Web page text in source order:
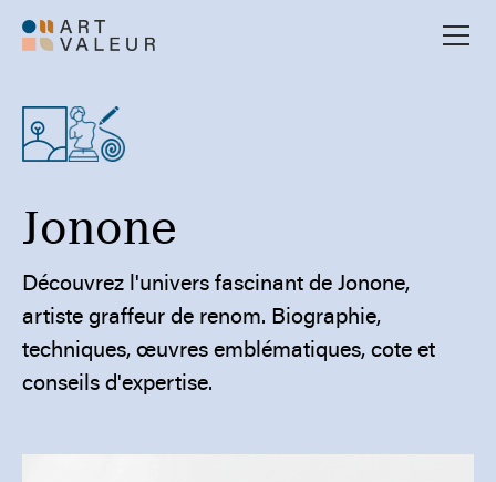
Jonone
Découvrez l'univers fascinant de Jonone,
artiste graffeur de renom. Biographie,
techniques, œuvres emblématiques, cote et
conseils d'expertise.